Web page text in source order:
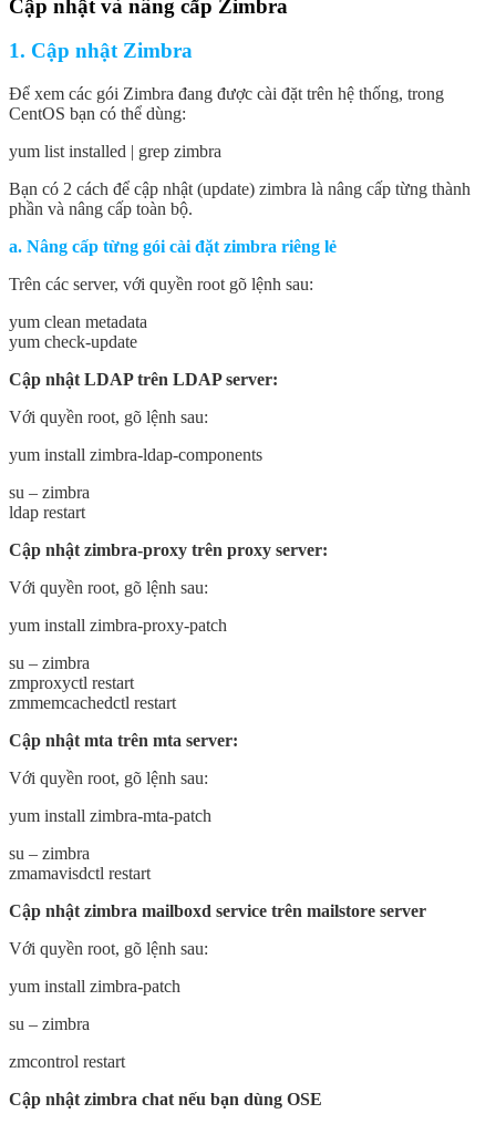
Cập nhật và nâng cấp Zimbra
1. Cập nhật Zimbra
Để xem các gói Zimbra đang được cài đặt trên hệ thống, trong
CentOS bạn có thể dùng:
yum list installed | grep zimbra
Bạn có 2 cách để cập nhật (update) zimbra là nâng cấp từng thành
phần và nâng cấp toàn bộ.
a. Nâng cấp từng gói cài đặt zimbra riêng lẻ
Trên các server, với quyền root gõ lệnh sau:
yum clean metadata
yum check-update
Cập nhật LDAP trên LDAP server:
Với quyền root, gõ lệnh sau:
yum install zimbra-ldap-components
su – zimbra
ldap restart
Cập nhật zimbra-proxy trên proxy server:
Với quyền root, gõ lệnh sau:
yum install zimbra-proxy-patch
su – zimbra
zmproxyctl restart
zmmemcachedctl restart
Cập nhật mta trên mta server:
Với quyền root, gõ lệnh sau:
yum install zimbra-mta-patch
su – zimbra
zmamavisdctl restart
Cập nhật zimbra mailboxd service trên mailstore server
Với quyền root, gõ lệnh sau:
yum install zimbra-patch
su – zimbra
zmcontrol restart
Cập nhật zimbra chat nếu bạn dùng OSE